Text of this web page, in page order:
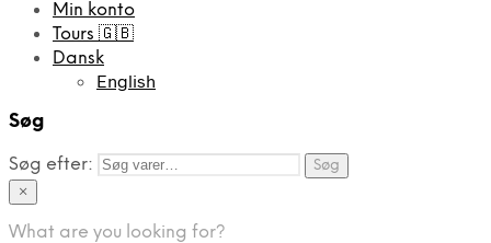
Min konto
Tours 🇬🇧
Dansk
English
Søg
Søg efter:
Søg
×
What are you looking for?